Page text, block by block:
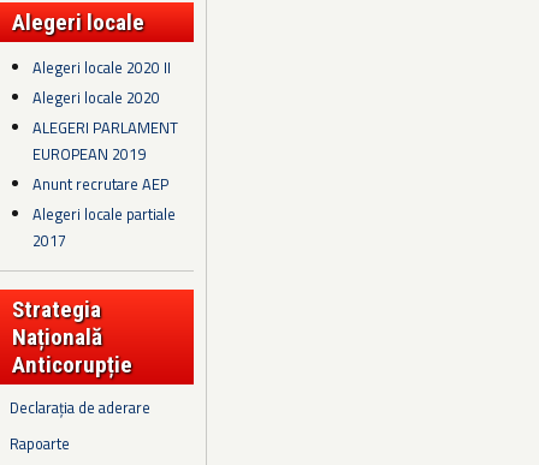
Alegeri locale
Alegeri locale 2020 II
Alegeri locale 2020
ALEGERI PARLAMENT
EUROPEAN 2019
Anunt recrutare AEP
Alegeri locale partiale
2017
Strategia
Națională
Anticorupție
Declarația de aderare
Rapoarte